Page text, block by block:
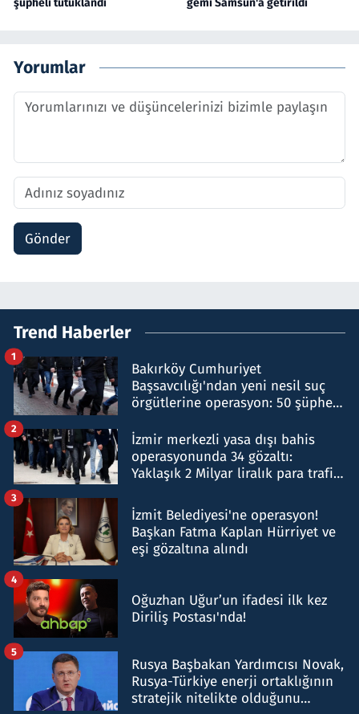
şüpheli tutuklandı gemi Samsun'a getirildi
Yorumlar
Gönder
Trend Haberler
Bakırköy Cumhuriyet
Başsavcılığı'ndan yeni nesil suç
örgütlerine operasyon: 50 şüpheli
1
İzmir merkezli yasa dışı bahis
operasyonunda 34 gözaltı:
Yaklaşık 2 Milyar liralık para trafiği
2
İzmit Belediyesi'ne operasyon!
Başkan Fatma Kaplan Hürriyet ve
eşi gözaltına alındı
3
Oğuzhan Uğur’un ifadesi ilk kez
Diriliş Postası'nda!
4
Rusya Başbakan Yardımcısı Novak,
Rusya-Türkiye enerji ortaklığının
stratejik nitelikte olduğunu
5